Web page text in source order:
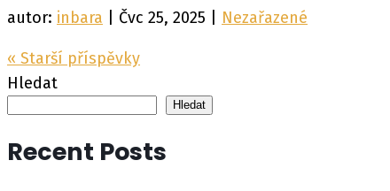
autor: inbara Čvc 25, 2025 Nezařazené
« Starší příspěvky
Hledat
Hledat
Recent Posts